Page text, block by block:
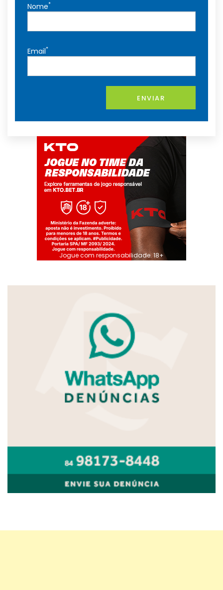
Nome*
Email*
ENVIAR
Jogue com responsabilidade. 18+